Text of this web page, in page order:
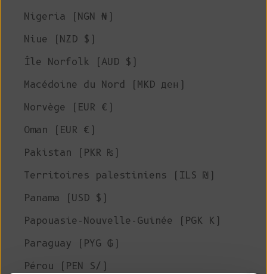
Nigeria (NGN ₦)
Niue (NZD $)
Île Norfolk (AUD $)
Macédoine du Nord (MKD ден)
Norvège (EUR €)
Oman (EUR €)
Pakistan (PKR ₨)
Territoires palestiniens (ILS ₪)
Panama (USD $)
Papouasie-Nouvelle-Guinée (PGK K)
Paraguay (PYG ₲)
Pérou (PEN S/)